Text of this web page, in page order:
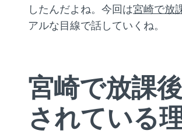
したんだよね。今回は宮崎で放
アルな目線で話していくね。
宮崎で放課
されている